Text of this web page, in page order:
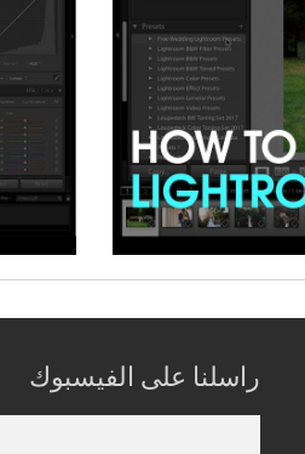
راسلنا على الفيسبوك